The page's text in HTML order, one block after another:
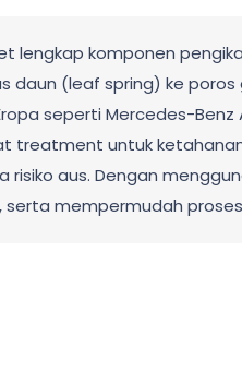
lengkap komponen
daun (leaf spring) ke
seperti Mercedes-Benz
treatment untuk
risiko aus. Dengan
mempermudah